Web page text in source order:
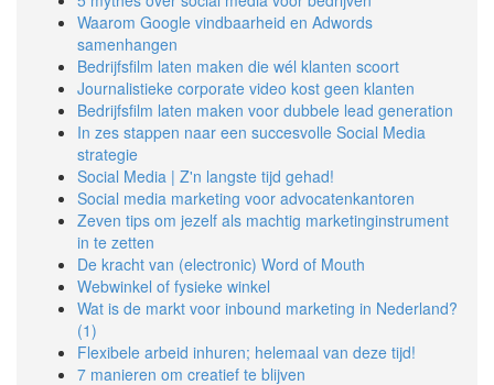
Waarom Google vindbaarheid en Adwords
samenhangen
Bedrijfsfilm laten maken die wél klanten scoort
Journalistieke corporate video kost geen klanten
Bedrijfsfilm laten maken voor dubbele lead generation
In zes stappen naar een succesvolle Social Media
strategie
Social Media | Z'n langste tijd gehad!
Social media marketing voor advocatenkantoren
Zeven tips om jezelf als machtig marketinginstrument
in te zetten
De kracht van (electronic) Word of Mouth
Webwinkel of fysieke winkel
Wat is de markt voor inbound marketing in Nederland?
(1)
Flexibele arbeid inhuren; helemaal van deze tijd!
7 manieren om creatief te blijven